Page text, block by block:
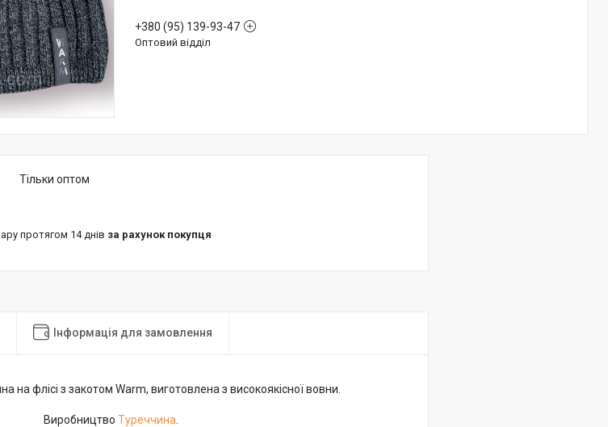
+380 (95) 139-93-47
Оптовий відділ
Тільки оптом
протягом 14 днів за рахунок покупця
Інформація для замовлення
на флісі з закотом Warm, виготовлена з високоякісної вовни.
ВиробництвоТуреччина